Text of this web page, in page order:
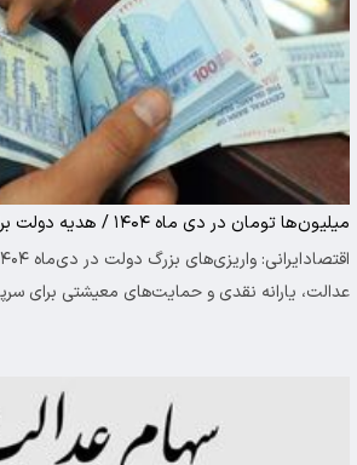
میلیون‌ها تومان در دی‌ ماه ۱۴۰۴ / هدیه دولت برای ایرانی‌ها!
عدالت، یارانه نقدی و حمایت‌های معیشتی برای